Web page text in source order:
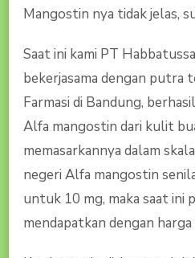
Mangostin nya tidak jelas,
Saat ini kami PT
bekerjasama dengan putra
Farmasi di Bandung,
Alfa mangostin dari kulit
memasarkannya dalam
negeri Alfa mangostin
untuk 10 mg, maka saat ini
mendapatkan dengan